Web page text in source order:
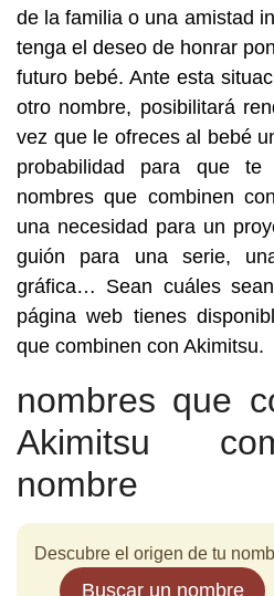
de la familia o una amistad
tenga el deseo de honrar
futuro bebé. Ante esta
otro nombre, posibilitará
vez que le ofreces al bebé
probabilidad para que te
nombres que combinen
una necesidad para un
guión para una serie,
gráfica… Sean cuáles
página web tienes
que combinen con Akimitsu.
nombres que
Akimitsu
nombre
Descubre el origen de tu
Buscar un nombre